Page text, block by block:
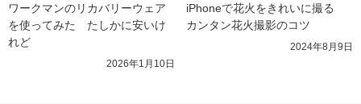
ワークマンのリカバリーウェア
を使ってみた　たしかに安いけ
れど
2026年1月10日
iPhoneで花火をきれいに撮る
カンタン花火撮影のコツ
2024年8月9日